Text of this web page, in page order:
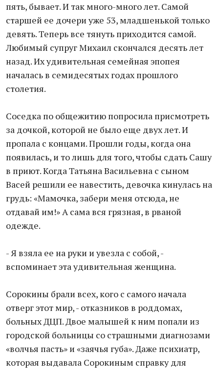
пять, бывает. И так много-много лет. Самой
старшей ее дочери уже 53, младшенькой только
девять. Теперь все тянуть приходится самой.
Любимый супруг Михаил скончался десять лет
назад. Их удивительная семейная эпопея
началась в семидесятых годах прошлого
столетия.
Соседка по общежитию попросила присмотреть
за дочкой, которой не было еще двух лет. И
пропала с концами. Прошли годы, когда она
появилась, и то лишь для того, чтобы сдать Сашу
в приют. Когда Татьяна Васильевна с сыном
Васей решили ее навестить, девочка кинулась на
грудь: «Мамочка, забери меня отсюда, не
отдавай им!» А сама вся грязная, в рваной
одежде.
- Я взяла ее на руки и увезла с собой, -
вспоминает эта удивительная женщина.
Сорокины брали всех, кого с самого начала
отверг этот мир, - отказников в роддомах,
больных ДЦП. Двое малышей к ним попали из
городской больницы со страшными диагнозами
«волчья пасть» и «заячья губа». Даже психиатр,
которая выдавала Сорокиным справку для